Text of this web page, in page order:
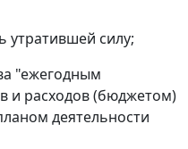
утратившей силу;
"ежегодным
и расходов (бюджетом)
деятельности